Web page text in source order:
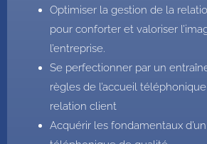
Optimiser la gestion de la
pour conforter et valoriser
l’entreprise.
Se perfectionner par un
règles de l’accueil
relation client
Acquérir les fondamentaux